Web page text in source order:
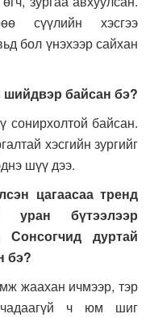
сүүлийн хэсгээ
бол үнэхээр сайхан
шийдвэр байсан бэ?
байсан.
хэсгийн зургийг
шүү дээ.
цагаасаа тренд
уран бүтээлээр
дуртай
бэ?
ичмээр, тэр
ч юм шиг